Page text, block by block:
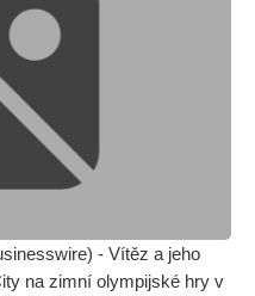
- Vítěz a jeho
na zimní olympijské hry v